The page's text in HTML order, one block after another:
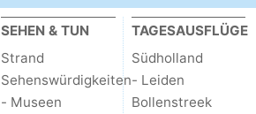
SEHEN & TUN
Strand
Sehenswürdigkeiten
- Museen
TAGESAUSFLÜGE
Südholland
- Leiden
Bollenstreek